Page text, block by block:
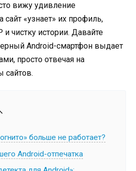
вижу удивление
сайт «узнает» их профиль,
и чистку истории. Давайте
Android-смартфон выдает
просто отвечая на
сайтов.
больше не работает?
Android-отпечатка